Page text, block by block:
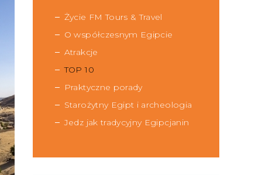
Życie FM Tours & Travel
O współczesnym Egipcie
Atrakcje
TOP 10
Praktyczne porady
Starożytny Egipt i archeologia
Jedz jak tradycyjny Egipcjanin